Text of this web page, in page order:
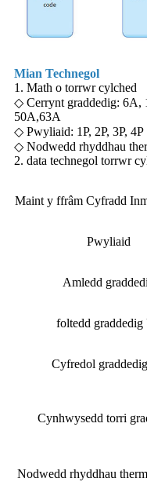
Mian Technegol
1. Math o torrwr cylched
◇ Cerrynt graddedig:
50A,63A
◇ Pwyliaid: 1P, 2P, 3P, 4P
◇ Nodwedd rhyddhau
2. data technegol torrwr
Maint y ffrâm Cyfradd
Pwyliaid
Amledd
foltedd graddedig
Cyfredol
Cynhwysedd torri
Nodwedd rhyddhau